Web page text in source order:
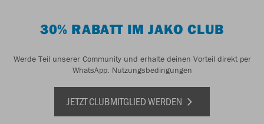
30% RABATT IM JAKO CLUB
Werde Teil unserer Community und erhalte deinen Vorteil direkt per
WhatsApp. Nutzungsbedingungen
JETZT CLUBMITGLIED WERDEN